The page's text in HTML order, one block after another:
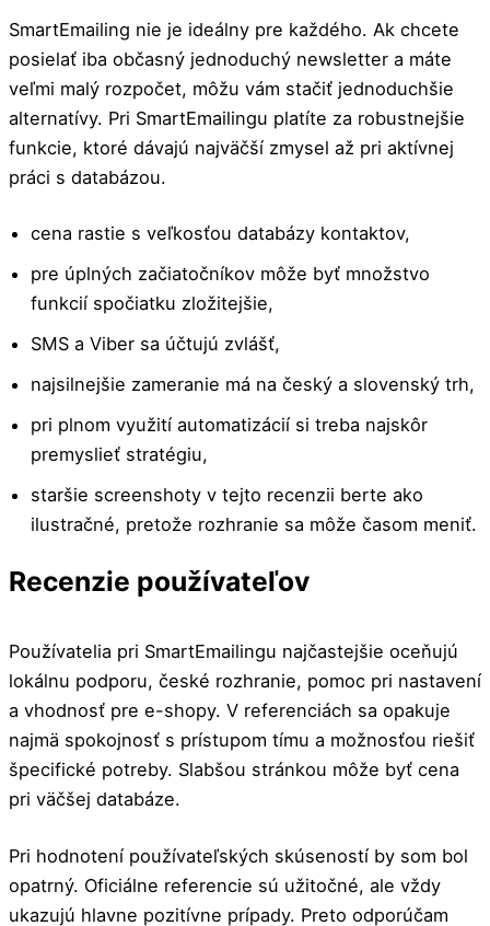
SmartEmailing nie je ideálny pre každého. Ak chcete
posielať iba občasný jednoduchý newsletter a máte
veľmi malý rozpočet, môžu vám stačiť jednoduchšie
alternatívy. Pri SmartEmailingu platíte za robustnejšie
funkcie, ktoré dávajú najväčší zmysel až pri aktívnej
práci s databázou.
cena rastie s veľkosťou databázy kontaktov,
pre úplných začiatočníkov môže byť množstvo
funkcií spočiatku zložitejšie,
SMS a Viber sa účtujú zvlášť,
najsilnejšie zameranie má na český a slovenský trh,
pri plnom využití automatizácií si treba najskôr
premyslieť stratégiu,
staršie screenshoty v tejto recenzii berte ako
ilustračné, pretože rozhranie sa môže časom meniť.
Recenzie používateľov
Používatelia pri SmartEmailingu najčastejšie oceňujú
lokálnu podporu, české rozhranie, pomoc pri nastavení
a vhodnosť pre e-shopy. V referenciách sa opakuje
najmä spokojnosť s prístupom tímu a možnosťou riešiť
špecifické potreby. Slabšou stránkou môže byť cena
pri väčšej databáze.
Pri hodnotení používateľských skúseností by som bol
opatrný. Oficiálne referencie sú užitočné, ale vždy
ukazujú hlavne pozitívne prípady. Preto odporúčam